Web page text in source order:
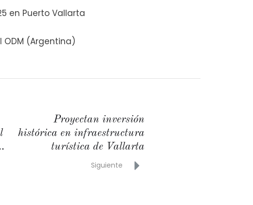
en Puerto Vallarta
ODM (Argentina)
Proyectan inversión
histórica en infraestructura
turística de Vallarta
Siguiente